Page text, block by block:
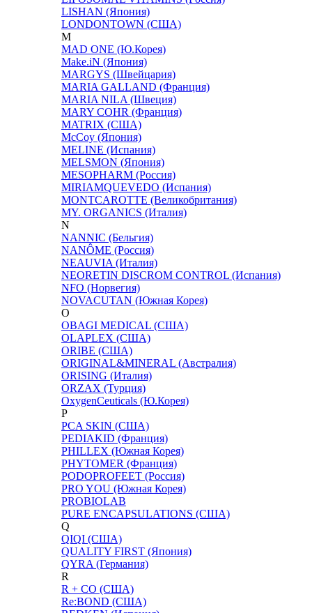
LISHAN (Япония)
LONDONTOWN (США)
M
MAD ONE (Ю.Корея)
Make.iN (Япония)
MARGYS (Швейцария)
MARIA GALLAND (Франция)
MARIA NILA (Швеция)
MARY COHR (Франция)
MATRIX (США)
McCoy (Япония)
MELINE (Испания)
MELSMON (Япония)
MESOPHARM (Россия)
MIRIAMQUEVEDO (Испания)
MONTCAROTTE (Великобритания)
MY. ORGANICS (Италия)
N
NANNIC (Бельгия)
NANÔME (Россия)
NEAUVIA (Италия)
NEORETIN DISCROM CONTROL (Испания)
NFO (Норвегия)
NOVACUTAN (Южная Корея)
O
OBAGI MEDICAL (США)
OLAPLEX (США)
ORIBE (США)
ORIGINAL&MINERAL (Австралия)
ORISING (Италия)
ORZAX (Турция)
OxygenCeuticals (Ю.Корея)
P
PCA SKIN (США)
PEDIAKID (Франция)
PHILLEX (Южная Корея)
PHYTOMER (Франция)
PODOPROFEET (Россия)
PRO YOU (Южная Корея)
PROBIOLAB
PURE ENCAPSULATIONS (США)
Q
QIQI (США)
QUALITY FIRST (Япония)
QYRA (Германия)
R
R + CO (США)
Re:BOND (США)